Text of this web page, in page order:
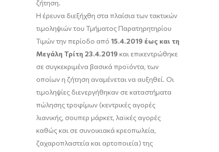
ζήτηση.
Η έρευνα διεξήχθη στα πλαίσια των τακτικών
τιμοληψιών του Τμήματος Παρατηρητηρίου
Τιμών την περίοδο από 15.4.2019 έως και τη
Μεγάλη Τρίτη 23.4.2019 και επικεντρώθηκε
σε συγκεκριμένα βασικά προϊόντα, των
οποίων η ζήτηση αναμένεται να αυξηθεί. Οι
τιμοληψίες διενεργήθηκαν σε καταστήματα
πώλησης τροφίμων (κεντρικές αγορές
λιανικής, σουπερ μάρκετ, λαϊκές αγορές
καθώς και σε συνοικιακά κρεοπωλεία,
ζαχαροπλαστεία και αρτοποιεία) της